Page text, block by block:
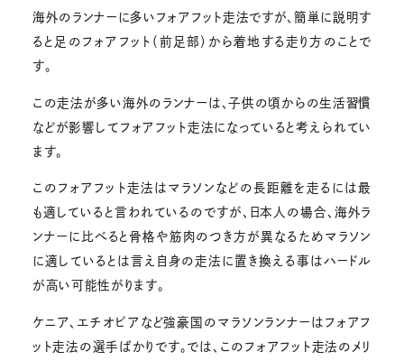
海外のランナーに多いフォアフット走法ですが、簡単に説明す
ると足のフォアフット（前足部）から着地する走り方のことで
す。
この走法が多い海外のランナーは、子供の頃からの生活習慣
などが影響してフォアフット走法になっていると考えられてい
ます。
このフォアフット走法はマラソンなどの長距離を走るには最
も適していると言われているのですが、日本人の場合、海外ラ
ンナーに比べると骨格や筋肉のつき方が異なるためマラソン
に適しているとは言え自身の走法に置き換える事はハードル
が高い可能性がります。
ケニア、エチオピアなど強豪国のマラソンランナーはフォアフ
ット走法の選手ばかりです。では、このフォアフット走法のメリ